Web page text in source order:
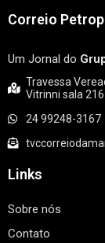
Correio
Um Jornal do
Travessa
Vitrinni sala 216
24 99248-3167
Links
Sobre nós
Contato